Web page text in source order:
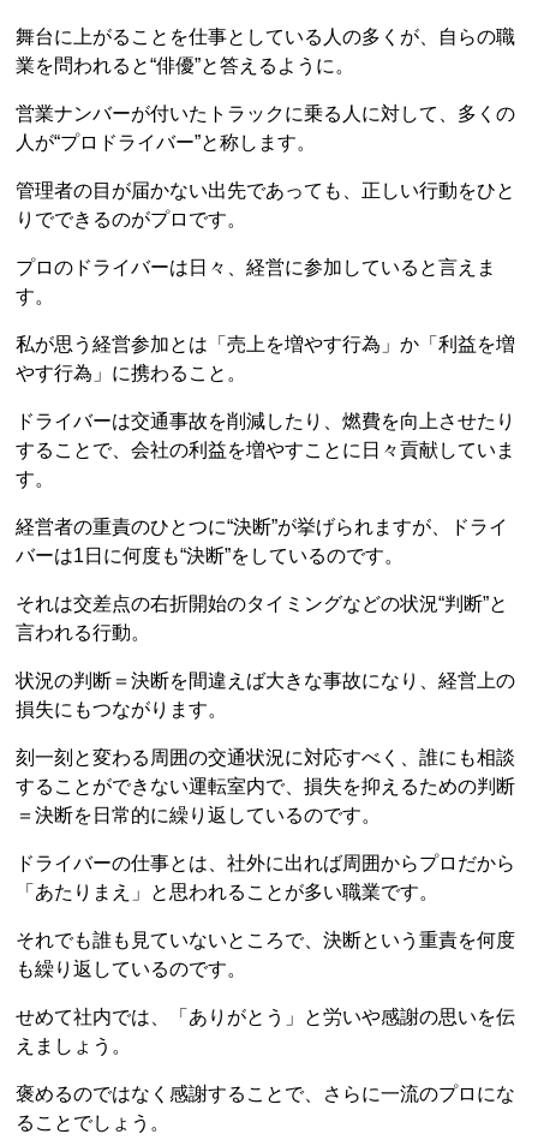
舞台に上がることを仕事としている人の多くが、自らの職
業を問われると“俳優”と答えるように。
営業ナンバーが付いたトラックに乗る人に対して、多くの
人が“プロドライバー”と称します。
管理者の目が届かない出先であっても、正しい行動をひと
りでできるのがプロです。
プロのドライバーは日々、経営に参加していると言えま
す。
私が思う経営参加とは「売上を増やす行為」か「利益を増
やす行為」に携わること。
ドライバーは交通事故を削減したり、燃費を向上させたり
することで、会社の利益を増やすことに日々貢献していま
す。
経営者の重責のひとつに“決断”が挙げられますが、ドライ
バーは1日に何度も“決断”をしているのです。
それは交差点の右折開始のタイミングなどの状況“判断”と
言われる行動。
状況の判断＝決断を間違えば大きな事故になり、経営上の
損失にもつながります。
刻一刻と変わる周囲の交通状況に対応すべく、誰にも相談
することができない運転室内で、損失を抑えるための判断
＝決断を日常的に繰り返しているのです。
ドライバーの仕事とは、社外に出れば周囲からプロだから
「あたりまえ」と思われることが多い職業です。
それでも誰も見ていないところで、決断という重責を何度
も繰り返しているのです。
せめて社内では、「ありがとう」と労いや感謝の思いを伝
えましょう。
褒めるのではなく感謝することで、さらに一流のプロにな
ることでしょう。